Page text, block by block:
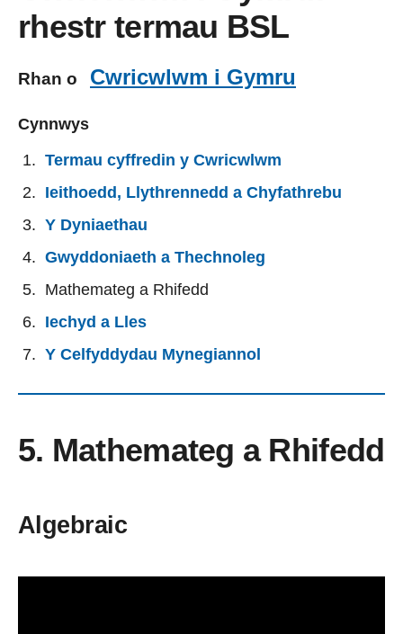
rhestr termau BSL
Rhan o Cwricwlwm i Gymru
Cynnwys
Termau cyffredin y Cwricwlwm
Ieithoedd, Llythrennedd a Chyfathrebu
Y Dyniaethau
Gwyddoniaeth a Thechnoleg
Mathemateg a Rhifedd
Iechyd a Lles
Y Celfyddydau Mynegiannol
5. Mathemateg a Rhifedd
Algebraic